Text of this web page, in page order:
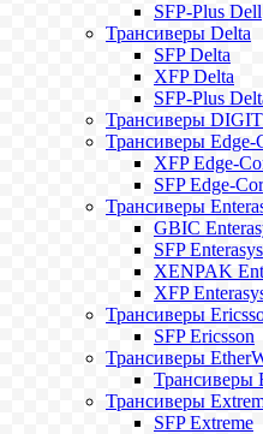
SFP-Plus Dell
Трансиверы Delta
SFP Delta
XFP Delta
SFP-Plus
Трансиверы
Трансиверы Edge-
XFP Edge-
SFP Edge-
Трансиверы
GBIC
SFP Enterasys
XENPAK
XFP
Трансиверы
SFP Ericsson
Трансиверы
Трансиверы
Трансиверы
SFP Extreme